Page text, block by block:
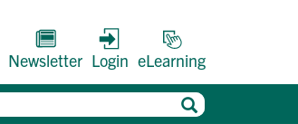
Newsletter Login eLearning